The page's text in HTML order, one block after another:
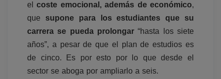
elcoste emocional, además de económico,
que supone para los estudiantes que su
carrera se pueda prolongar “hasta los siete
años”, a pesar de que el plan de estudios es
de cinco. Es por esto por lo que desde el
sector se aboga por ampliarlo a seis.